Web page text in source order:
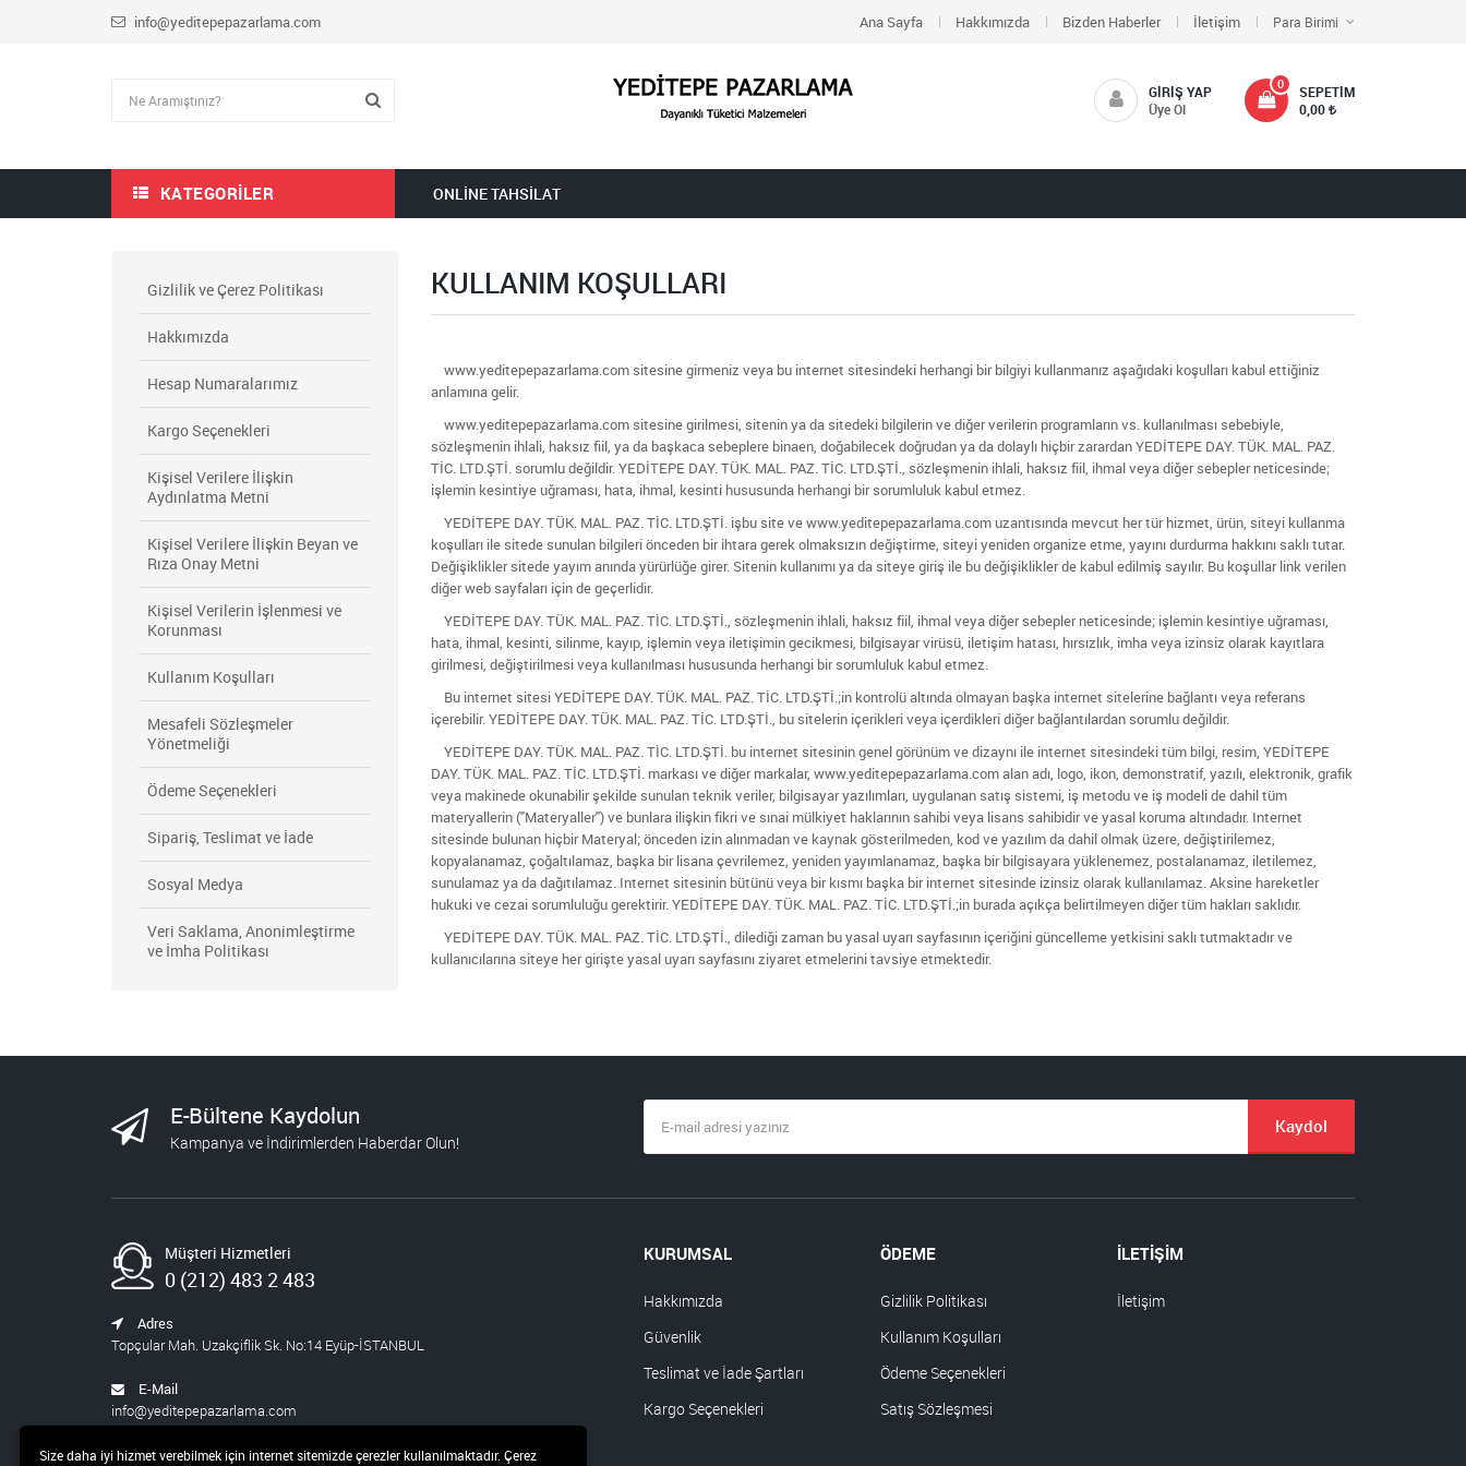
info@yeditepepazarlama.com Ana Sayfa Hakkımızda Bizden Haberler İletişim Para Birimi
SEPETIM
0
0,00
GIRIŞ YAP
Üye Ol
KATEGORILER ONLINE TAHSILAT
Gizlilik ve Çerez Politikası
Hakkımızda
Hesap Numaralarımız
Kargo Seçenekleri
Kişisel Verilere İlişkin
Aydınlatma Metni
Kişisel Verilere İlişkin Beyan ve
Rıza Onay Metni
Kişisel Verilerin İşlenmesi ve
Korunması
Kullanım Koşulları
Mesafeli Sözleşmeler
Yönetmeliği
Ödeme Seçenekleri
Sipariş, Teslimat ve İade
Sosyal Medya
Veri Saklama, Anonimleştirme
ve İmha Politikası
KULLANIM KOŞULLARI
www.yeditepepazarlama.com sitesine girmeniz veya bu internet sitesindeki herhangi bir bilgiyi kullanmanız aşağıdaki koşulları kabul ettiğiniz
anlamına gelir.
www.yeditepepazarlama.com sitesine girilmesi, sitenin ya da sitedeki bilgilerin ve diğer verilerin programların vs. kullanılması sebebiyle,
sözleşmenin ihlali, haksız fiil, ya da başkaca sebeplere binaen, doğabilecek doğrudan ya da dolaylı hiçbir zarardan YEDİTEPE DAY. TÜK. MAL. PAZ.
TİC. LTD.ŞTİ. sorumlu değildir. YEDİTEPE DAY. TÜK. MAL. PAZ. TİC. LTD.ŞTİ., sözleşmenin ihlali, haksız fiil, ihmal veya diğer sebepler neticesinde;
işlemin kesintiye uğraması, hata, ihmal, kesinti hususunda herhangi bir sorumluluk kabul etmez.
YEDİTEPE DAY. TÜK. MAL. PAZ. TİC. LTD.ŞTİ. işbu site ve www.yeditepepazarlama.com uzantısında mevcut her tür hizmet, ürün, siteyi kullanma
koşulları ile sitede sunulan bilgileri önceden bir ihtara gerek olmaksızın değiştirme, siteyi yeniden organize etme, yayını durdurma hakkını saklı tutar.
Değişiklikler sitede yayım anında yürürlüğe girer. Sitenin kullanımı ya da siteye giriş ile bu değişiklikler de kabul edilmiş sayılır. Bu koşullar link verilen
diğer web sayfaları için de geçerlidir.
YEDİTEPE DAY. TÜK. MAL. PAZ. TİC. LTD.ŞTİ., sözleşmenin ihlali, haksız fiil, ihmal veya diğer sebepler neticesinde; işlemin kesintiye uğraması,
hata, ihmal, kesinti, silinme, kayıp, işlemin veya iletişimin gecikmesi, bilgisayar virüsü, iletişim hatası, hırsızlık, imha veya izinsiz olarak kayıtlara
girilmesi, değiştirilmesi veya kullanılması hususunda herhangi bir sorumluluk kabul etmez.
Bu internet sitesi YEDİTEPE DAY. TÜK. MAL. PAZ. TİC. LTD.ŞTİ.;in kontrolü altında olmayan başka internet sitelerine bağlantı veya referans
içerebilir. YEDİTEPE DAY. TÜK. MAL. PAZ. TİC. LTD.ŞTİ., bu sitelerin içerikleri veya içerdikleri diğer bağlantılardan sorumlu değildir.
YEDİTEPE DAY. TÜK. MAL. PAZ. TİC. LTD.ŞTİ. bu internet sitesinin genel görünüm ve dizaynı ile internet sitesindeki tüm bilgi, resim, YEDİTEPE
DAY. TÜK. MAL. PAZ. TİC. LTD.ŞTİ. markası ve diğer markalar, www.yeditepepazarlama.com alan adı, logo, ikon, demonstratif, yazılı, elektronik, grafik
veya makinede okunabilir şekilde sunulan teknik veriler, bilgisayar yazılımları, uygulanan satış sistemi, iş metodu ve iş modeli de dahil tüm
materyallerin ("Materyaller") ve bunlara ilişkin fikri ve sınai mülkiyet haklarının sahibi veya lisans sahibidir ve yasal koruma altındadır. Internet
sitesinde bulunan hiçbir Materyal; önceden izin alınmadan ve kaynak gösterilmeden, kod ve yazılım da dahil olmak üzere, değiştirilemez,
kopyalanamaz, çoğaltılamaz, başka bir lisana çevrilemez, yeniden yayımlanamaz, başka bir bilgisayara yüklenemez, postalanamaz, iletilemez,
sunulamaz ya da dağıtılamaz. Internet sitesinin bütünü veya bir kısmı başka bir internet sitesinde izinsiz olarak kullanılamaz. Aksine hareketler
hukuki ve cezai sorumluluğu gerektirir. YEDİTEPE DAY. TÜK. MAL. PAZ. TİC. LTD.ŞTİ.;in burada açıkça belirtilmeyen diğer tüm hakları saklıdır.
YEDİTEPE DAY. TÜK. MAL. PAZ. TİC. LTD.ŞTİ., dilediği zaman bu yasal uyarı sayfasının içeriğini güncelleme yetkisini saklı tutmaktadır ve
kullanıcılarına siteye her girişte yasal uyarı sayfasını ziyaret etmelerini tavsiye etmektedir.
E-Bültene Kaydolun
Kampanya ve İndirimlerden Haberdar Olun!
Kaydol
Müşteri Hizmetleri
0 (212) 483 2 483
Adres
Topçular Mah. Uzakçiflik Sk. No:14 Eyüp-İSTANBUL
E-Mail
info@yeditepepazarlama.com
KURUMSAL
Hakkımızda
Güvenlik
Teslimat ve İade Şartları
Kargo Seçenekleri
ÖDEME
Gizlilik Politikası
Kullanım Koşulları
Ödeme Seçenekleri
Satış Sözleşmesi
İLETİŞİM
İletişim
Size daha iyi hizmet verebilmek için internet sitemizde çerezler kullanılmaktadır. Çerez